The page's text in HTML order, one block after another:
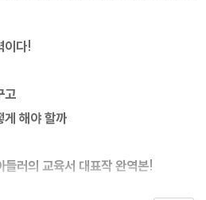
이다!
고
게 해야 할까
러의 교육서 대표작 완역본!